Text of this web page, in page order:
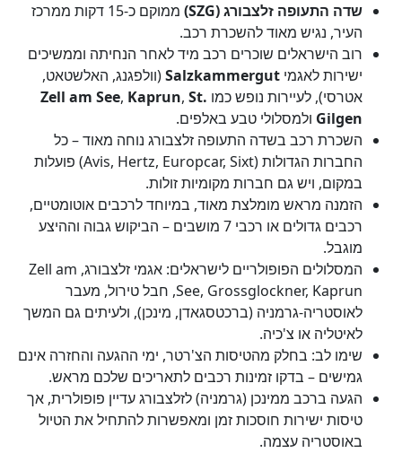
שדה התעופה זלצבורג (SZG)
ממוקם כ-15 דקות ממרכז
העיר, נגיש מאוד להשכרת רכב.
רוב הישראלים שוכרים רכב מיד לאחר הנחיתה וממשיכים
ישירות לאגמיSalzkammergut(וולפגנג, האלשטאט,
אטרסי), לעיירות נופש כמו
Zell am See,Kaprun ,St.
Gilgenולמסלולי טבע באלפים.
השכרת רכב בשדה התעופה זלצבורג נוחה מאוד – כל
החברות הגדולות (Avis, Hertz, Europcar, Sixt) פועלות
במקום, ויש גם חברות מקומיות זולות.
הזמנה מראש מומלצת מאוד, במיוחד לרכבים אוטומטיים,
רכבים גדולים או רכבי 7 מושבים – הביקוש גבוה וההיצע
מוגבל.
המסלולים הפופולריים לישראלים: אגמי זלצבורג, Zell am
See, Grossglockner, Kaprun, חבל טירול, מעבר
לאוסטריה-גרמניה (ברכטסגאדן, מינכן), ולעיתים גם המשך
לאיטליה או צ'כיה.
שימו לב: בחלק מהטיסות הצ'רטר, ימי ההגעה והחזרה אינם
גמישים – בדקו זמינות רכבים לתאריכים שלכם מראש.
הגעה ברכב ממינכן (גרמניה) לזלצבורג עדיין פופולרית, אך
טיסות ישירות חוסכות זמן ומאפשרות להתחיל את הטיול
באוסטריה עצמה.